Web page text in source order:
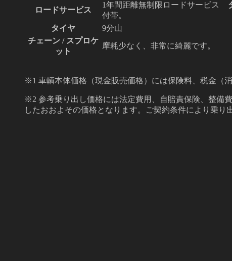
ロードサービス
1年間距離無制限ロードサービス
付帯。
タイヤ 9分山
チェーン / スプロケ
ット
摩耗少なく、非常に綺麗です。
※1 車輌本体価格（現金販売価格）には保険料、税金（
※2 参考乗り出し価格には法定費用、自賠責保険、整備
したおおよその価格となります。ご契約条件により乗り